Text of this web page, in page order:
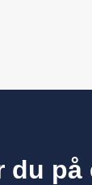
du på